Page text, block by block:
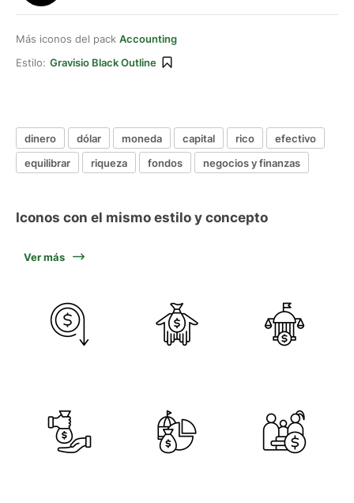
Más iconos del pack Accounting
Estilo: Gravisio Black Outline
dinero dólar moneda capital rico
efectivo
equilibrar
riqueza fondos negocios y finanzas
Iconos con el mismo estilo y concepto
Ver más